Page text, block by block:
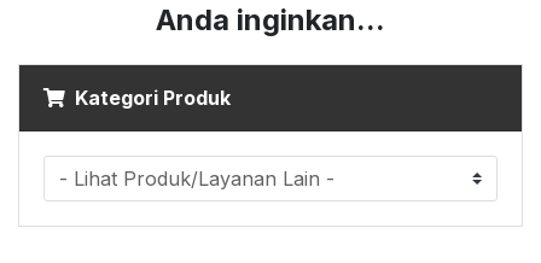
Anda inginkan...
Kategori Produk